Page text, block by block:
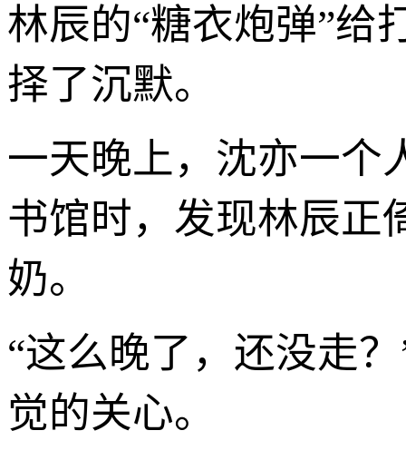
林辰的“糖衣炮弹”给
择了沉默。
一天晚上，沈亦一个
书馆时，发现林辰正
奶。
“这么晚了，还没走
觉的关心。